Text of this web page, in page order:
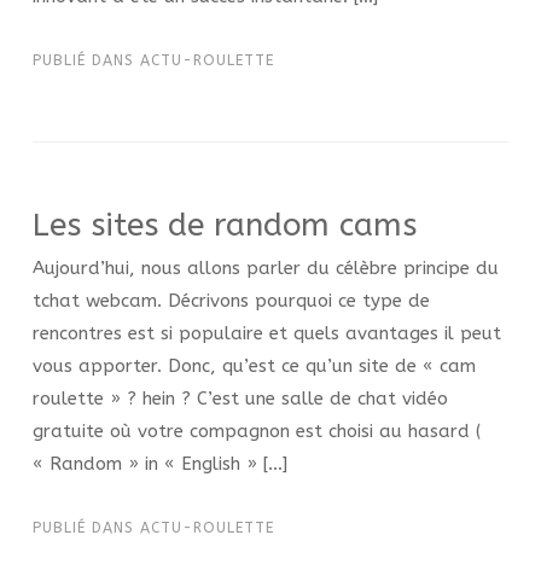
PUBLIÉ DANS ACTU-ROULETTE
Les sites de random cams
Aujourd’hui, nous allons parler du célèbre principe du
tchat webcam. Décrivons pourquoi ce type de
rencontres est si populaire et quels avantages il peut
vous apporter. Donc, qu’est ce qu’un site de « cam
roulette » ? hein ? C’est une salle de chat vidéo
gratuite où votre compagnon est choisi au hasard (
« Random » in « English » […]
PUBLIÉ DANS ACTU-ROULETTE